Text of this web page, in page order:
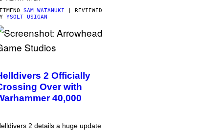
SAM WATANUKI | REVIEWED
YSOLT USIGAN
2 Officially
Over with
40,000
2 details a huge update